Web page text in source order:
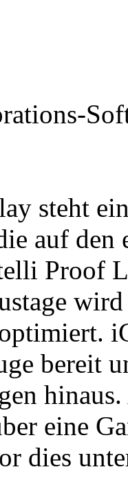
steht
auf den
Proof
bereit
eine
dies